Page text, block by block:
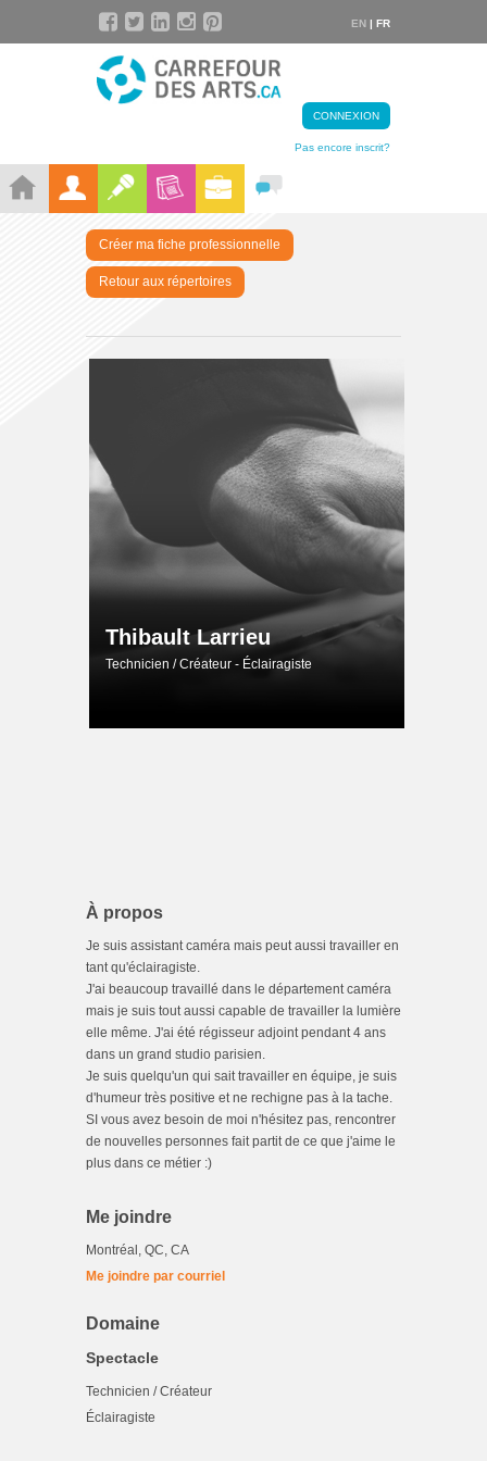
EN | FR
CONNEXION
Pas encore inscrit?
Créer ma fiche professionnelle
Retour aux répertoires
Thibault Larrieu
Technicien / Créateur - Éclairagiste
À propos
Je suis assistant caméra mais peut aussi travailler en
tant qu'éclairagiste.
J'ai beaucoup travaillé dans le département caméra
mais je suis tout aussi capable de travailler la lumière
elle même. J'ai été régisseur adjoint pendant 4 ans
dans un grand studio parisien.
Je suis quelqu'un qui sait travailler en équipe, je suis
d'humeur très positive et ne rechigne pas à la tache.
SI vous avez besoin de moi n'hésitez pas, rencontrer
de nouvelles personnes fait partit de ce que j'aime le
plus dans ce métier :)
Me joindre
Montréal, QC, CA
Me joindre par courriel
Domaine
Spectacle
Technicien / Créateur
Éclairagiste